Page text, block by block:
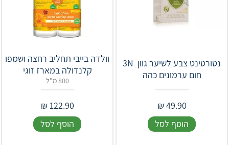
‎‎נטורטינט צבע לשיער גוון 3N‎ ‎
חום ערמונים כהה
49.90
₪
הוסף לסל
וולדה בייבי תחליב רחצה ושמפו
קלנדולה במארז זוגי
800 מ"ל
122.90
₪
הוסף לסל